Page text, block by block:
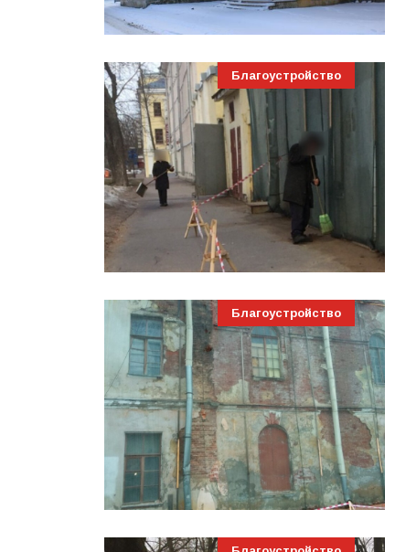
Благоустройство
Благоустройство